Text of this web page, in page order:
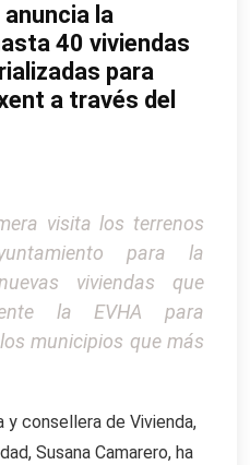
la
40 viviendas
para
a través del
visita los terrenos
para la
viviendas que
la EVHA para
municipios que más
y consellera de Vivienda,
Susana Camarero, ha